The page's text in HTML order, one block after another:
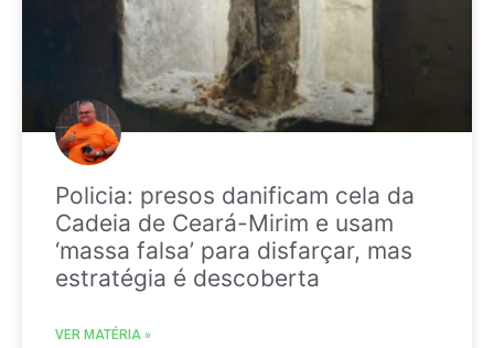
Policia: presos danificam cela da
Cadeia de Ceará-Mirim e usam
‘massa falsa’ para disfarçar, mas
estratégia é descoberta
VER MATÉRIA »